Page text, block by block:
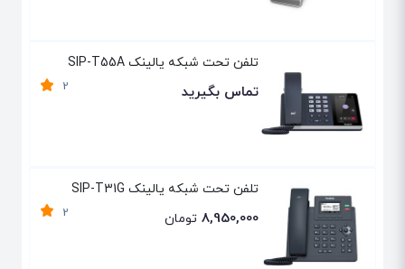
تلفن تحت شبکه یالینک SIP-T55A
2 تماس بگیرید
تلفن تحت شبکه یالینک SIP-T31G
2 8,950,000 تومان